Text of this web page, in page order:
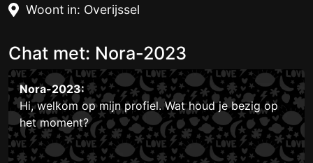
Woont in: Overijssel
Chat met: Nora-2023
Nora-2023:
Hi, welkom op mijn profiel. Wat houd je bezig op
het moment?